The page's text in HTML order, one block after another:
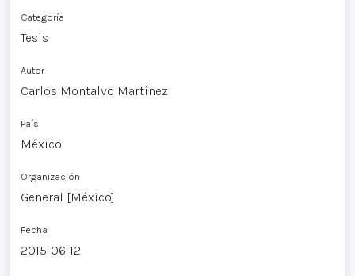
Categoría
Tesis
Autor
Carlos Montalvo Martínez
País
México
Organización
General [México]
Fecha
2015-06-12